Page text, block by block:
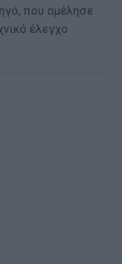
που αμέλησε
έλεγχο